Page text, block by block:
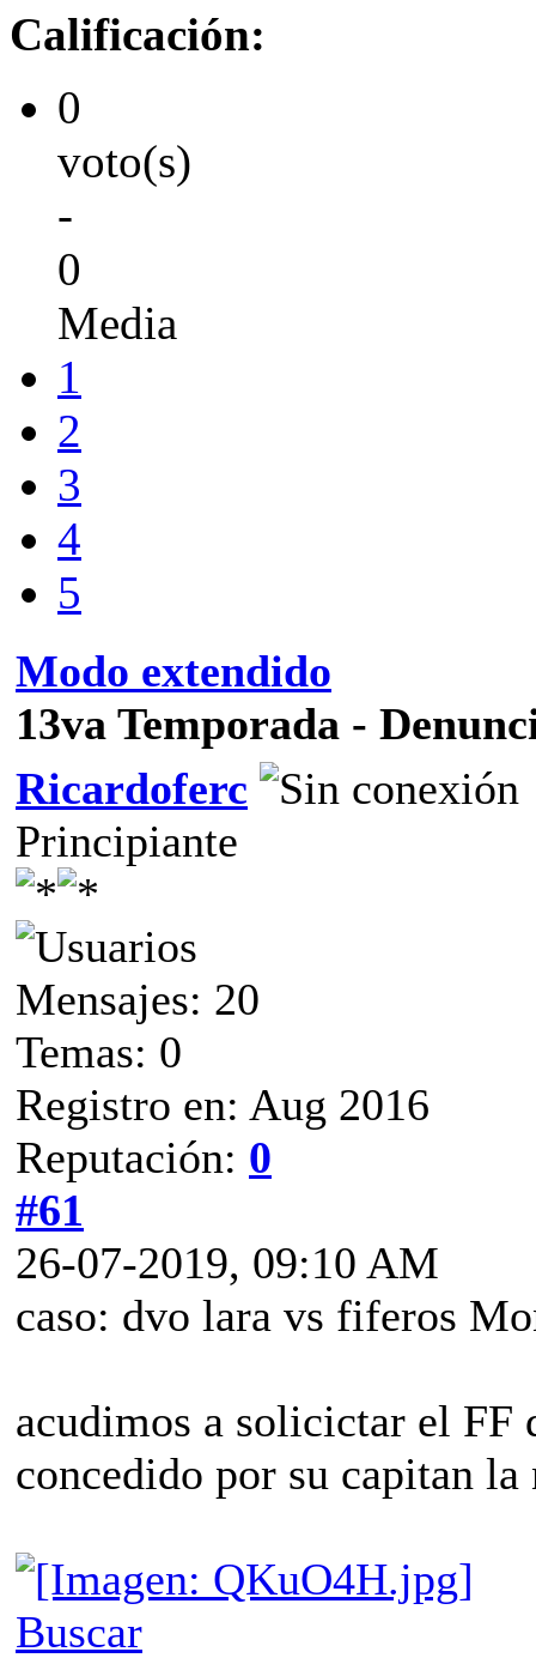
Calificación:
0
voto(s)
-
0
Media
1
2
3
4
5
Modo extendido
13va Temporada -
Ricardoferc
Principiante
Mensajes: 20
Temas: 0
Registro en: Aug 2016
Reputación: 0
#61
26-07-2019, 09:10 AM
caso: dvo lara vs fiferos
acudimos a solicictar el FF
concedido por su capitan la
Buscar